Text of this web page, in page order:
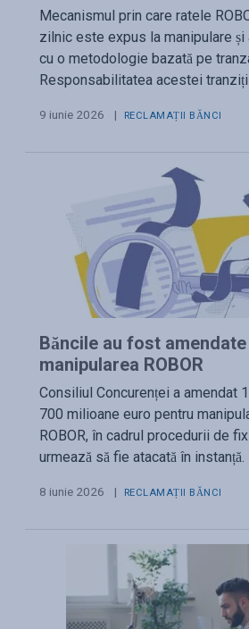
Mecanismul prin care ratele
zilnic este expus la manipulare
cu o metodologie bazată pe
Responsabilitatea acestei
9 iunie 2026 | RECLAMAȚII BĂNCI
Băncile au fost
manipularea ROBOR
Consiliul Concurenței a amendat
700 milioane euro pentru
ROBOR, în cadrul procedurii de
urmează să fie atacată în instanță.
8 iunie 2026 | RECLAMAȚII BĂNCI